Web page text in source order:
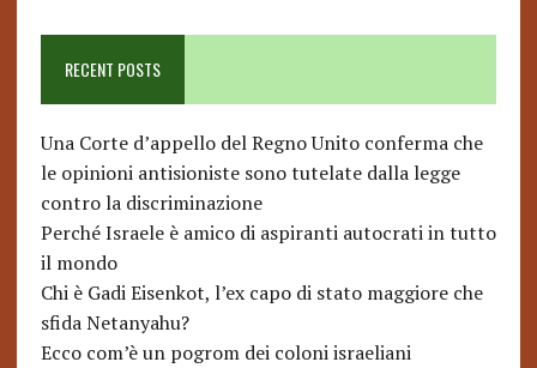
RECENT POSTS
Una Corte d’appello del Regno Unito conferma che
le opinioni antisioniste sono tutelate dalla legge
contro la discriminazione
Perché Israele è amico di aspiranti autocrati in tutto
il mondo
Chi è Gadi Eisenkot, l’ex capo di stato maggiore che
sfida Netanyahu?
Ecco com’è un pogrom dei coloni israeliani